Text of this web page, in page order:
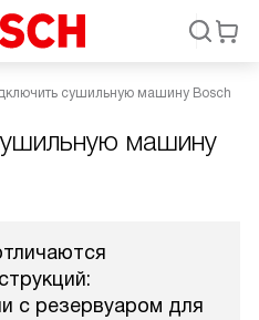
сушильную машину Bosch
машину
с резервуаром для